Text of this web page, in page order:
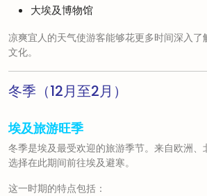
大埃及博物馆
凉爽宜人的天气使游客能够花更多时间深入
文化。
冬季（12月至2月）
埃及旅游旺季
冬季是埃及最受欢迎的旅游季节。来自欧洲
选择在此期间前往埃及避寒。
这一时期的特点包括：